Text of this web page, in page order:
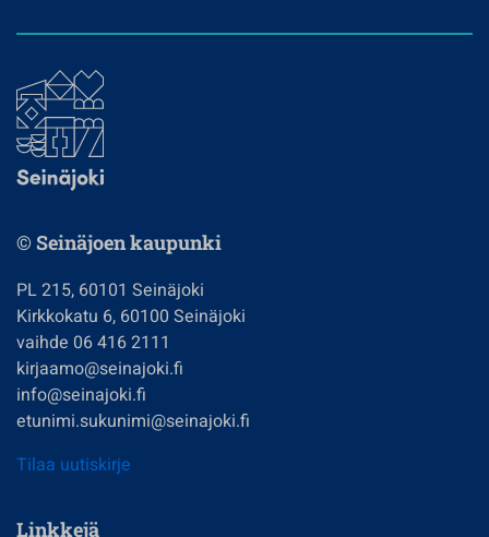
© Seinäjoen kaupunki
PL 215, 60101 Seinäjoki
Kirkkokatu 6, 60100 Seinäjoki
vaihde 06 416 2111
kirjaamo@seinajoki.fi
info@seinajoki.fi
etunimi.sukunimi@seinajoki.fi
Tilaa uutiskirje
Linkkejä